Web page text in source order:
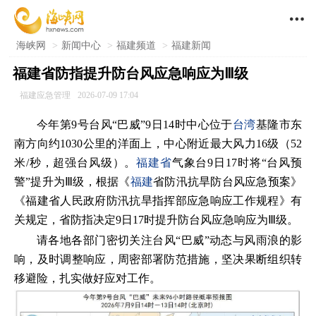

海峡网 > 新闻中心 > 福建频道 > 福建新闻
福建省防指提升防台风应急响应为Ⅲ级
福建应急管理 2026-07-09 17:04
今年第9号台风“巴威”9日14时中心位于台湾基隆市东
南方向约1030公里的洋面上，中心附近最大风力16级（52
米/秒，超强台风级）。福建省气象台9日17时将“台风预
警”提升为Ⅲ级，根据《福建省防汛抗旱防台风应急预案》
《福建省人民政府防汛抗旱指挥部应急响应工作规程》有
关规定，省防指决定9日17时提升防台风应急响应为Ⅲ级。
请各地各部门密切关注台风“巴威”动态与风雨浪的影
响，及时调整响应，周密部署防范措施，坚决果断组织转
移避险，扎实做好应对工作。